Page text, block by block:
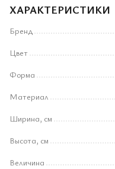
ХАРАКТЕРИСТИКИ
Бренд
Цвет
Форма
Материал
Ширина, см
Высота, см
Величина